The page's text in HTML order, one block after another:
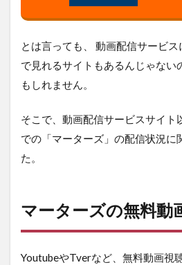
とは言っても、 動画配信サービ
で見れるサイトもあるんじゃない
もしれません。
そこで、動画配信サービスサイト
での「マーターズ」の配信状況に
た。
マーターズの無料動
YoutubeやTverなど、無料動画視